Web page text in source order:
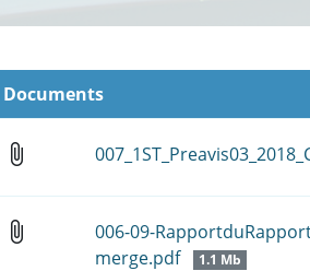
Documents
attach_file
attach_file
006-09-
merge.pdf
1.1 Mb